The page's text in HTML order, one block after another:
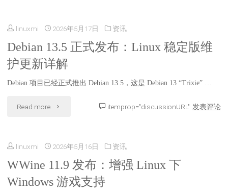
来
全
助
除
Deepin
DDE：
全
查
与
linuxmi 2026年5月17日 资讯
Debian 13.5 正式发布：Linux 稳定版维
护更新详解
Debian 项目已经正式推出 Debian 13.5，这是 Debian 13 “Trixie” …
Read more "Debian
正
式
发
itemprop="discussionURL" 发表评论
linuxmi 2026年5月16日 资讯
WWine 11.9 发布：增强 Linux 下
Windows 游戏支持